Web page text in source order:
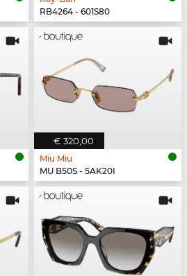
RB4264 - 601S80
€ 320,00
Miu Miu
MU B50S - 5AK20I